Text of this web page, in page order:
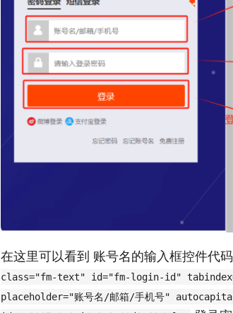
在这里可以看到 账号名的输入框控件代
class="fm-text" id="fm-login-id"
placeholder="账号名/邮箱/手机号"